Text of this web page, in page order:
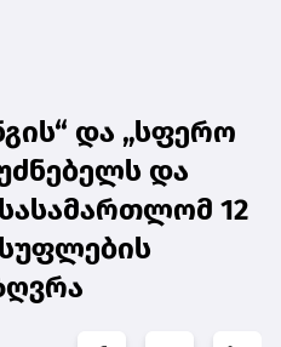
და „სფერო
და
12